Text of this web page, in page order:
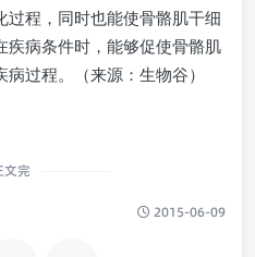
程，同时也能使骨骼肌干细
疾病条件时，能够促使骨骼肌
过程。（来源：生物谷）
文完
2015-06-09